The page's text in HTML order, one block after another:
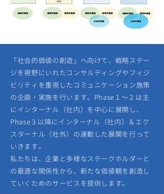
「社会的価値の創造」へ向けて、戦略ステー
ジを視野にいれたコンサルティングやフィジ
ビリティを重視したコミュニケーション施策
の企画・実施を行います。Phase１～２は主
にインターナル（社内）を中心に展開し、
Phase３以降にインターナル（社内）＆エク
スターナル（社外）の連動した展開を行って
いきます。​
私たちは、企業と多様なステークホルダーと
の最適な関係性から、新たな価値観を創造し
ていくためのサービスを提供します。